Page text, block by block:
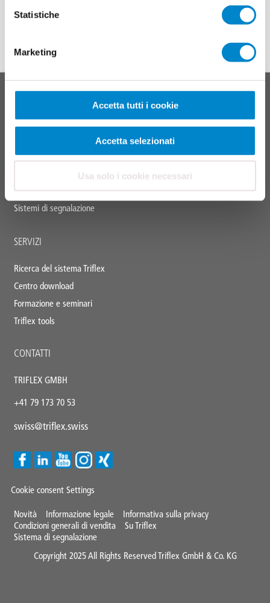
Statistiche
Marketing
Accetta tutti i cookie
Accetta selezionati
Usa solo i cookie necessari
In cima
Main
SISTEMI DI PRODOTTI
Tetti
Collegamenti, giunti e dettagli
Sistemi per parcheggi multipiano
Manutenzione e servizio
Sistemi di segnalazione
SERVIZI
Ricerca del sistema Triflex
Centro download
Formazione e seminari
Triflex tools
CONTATTI
TRIFLEX GMBH
+41 79 173 70 53
swiss@triflex.swiss
Cookie consent Settings
Mini
Footer
Novità Informazione legale
Informativa sulla privacy
Condizioni generali di vendita
Su Triflex
Sistema di segnalazione
Copyright 2025 All Rights Reserved Triflex GmbH & Co. KG